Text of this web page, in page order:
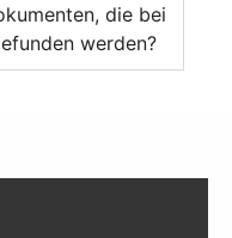
die bei
werden?